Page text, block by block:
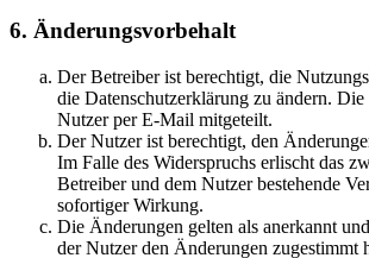
6. Änderungsvorbehalt
Der Betreiber ist berechtigt, die
die Datenschutzerklärung zu ändern.
Nutzer per E-Mail mitgeteilt.
Der Nutzer ist berechtigt, den
Im Falle des Widerspruchs erlischt das
Betreiber und dem Nutzer bestehende
sofortiger Wirkung.
Die Änderungen gelten als anerkannt
der Nutzer den Änderungen zugestimmt